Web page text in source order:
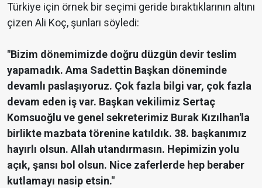
Türkiye için örnek bir seçimi geride bıraktıklarının altını
çizen Ali Koç, şunları söyledi:
"Bizim dönemimizde doğru düzgün devir teslim
yapamadık. Ama Sadettin Başkan döneminde
devamlı paslaşıyoruz. Çok fazla bilgi var, çok fazla
devam eden iş var. Başkan vekilimiz Sertaç
Komsuoğlu ve genel sekreterimiz Burak Kızılhan'la
birlikte mazbata törenine katıldık. 38. başkanımız
hayırlı olsun. Allah utandırmasın. Hepimizin yolu
açık, şansı bol olsun. Nice zaferlerde hep beraber
kutlamayı nasip etsin."